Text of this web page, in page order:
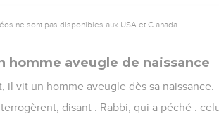
ne sont pas disponibles aux USA et C anada.
homme aveugle de naissance
il vit un homme aveugle dès sa naissance.
disant : Rabbi, qui a péché :